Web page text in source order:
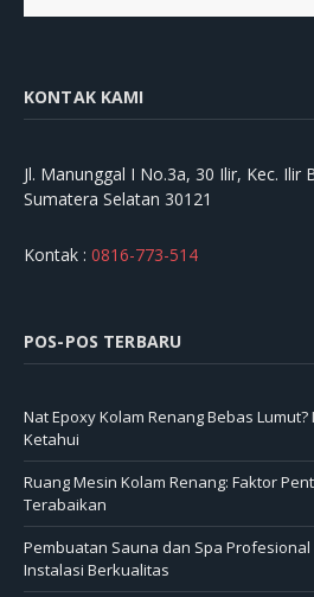
KONTAK KAMI
Jl. Manunggal I No.3a, 30 Ilir, Kec. Ilir
Sumatera Selatan 30121
Kontak : 0816-773-514
POS-POS TERBARU
Nat Epoxy Kolam Renang Bebas
Ketahui
Ruang Mesin Kolam Renang: Faktor
Terabaikan
Pembuatan Sauna dan Spa
Instalasi Berkualitas